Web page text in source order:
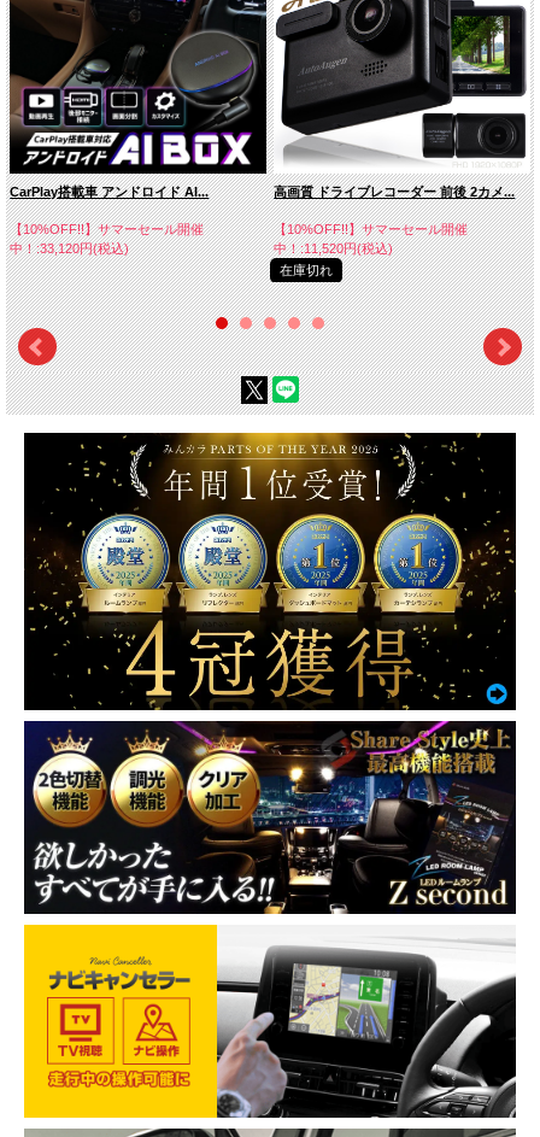
CarPlay搭載車 アンドロイド AI...
【10%OFF!!】サマーセール開催
中！:33,120円(税込)
高画質 ドライブレコーダー 前後 2カメ...
【10%OFF!!】サマーセール開催
中！:11,520円(税込)
在庫切れ